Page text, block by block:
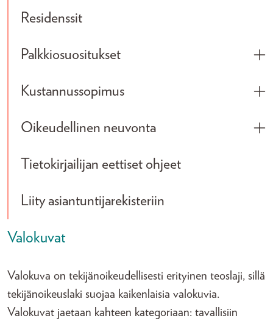
Residenssit
Palkkiosuositukset
Kustannussopimus
Oikeudellinen neuvonta
Tietokirjailijan eettiset ohjeet
Liity asiantuntijarekisteriin
Valokuvat
Valokuva on tekijänoikeudellisesti erityinen teoslaji, sillä
tekijänoikeuslaki suojaa kaikenlaisia valokuvia.
Valokuvat jaetaan kahteen kategoriaan: tavallisiin